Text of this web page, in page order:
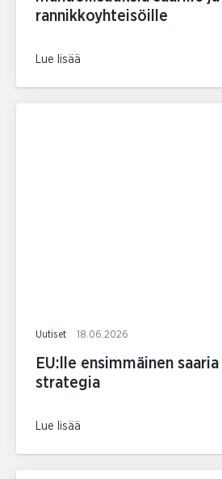
rannikkoyhteisöille
Lue lisää
Uutiset 18.06.2026
EU:lle ensimmäinen
strategia
Lue lisää